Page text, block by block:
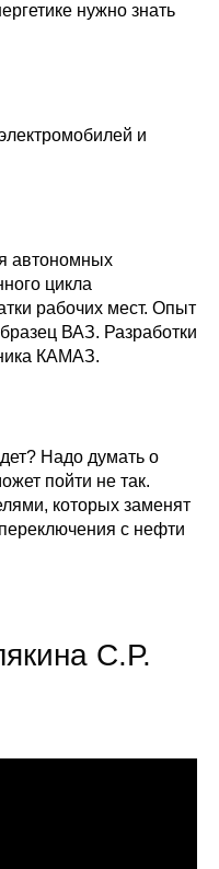
нужно знать
и
автономных
цикла
рабочих мест. Опыт
ВАЗ. Разработки
КАМАЗ.
Надо думать о
пойти не так.
которых заменят
с нефти
С.Р.